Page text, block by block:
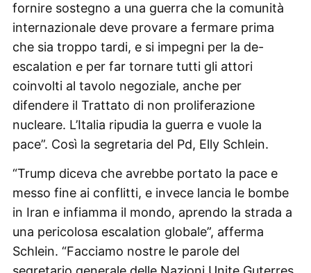
fornire sostegno a una guerra che la comunità
internazionale deve provare a fermare prima
che sia troppo tardi, e si impegni per la de-
escalation e per far tornare tutti gli attori
coinvolti al tavolo negoziale, anche per
difendere il Trattato di non proliferazione
nucleare. L’Italia ripudia la guerra e vuole la
pace”. Così la segretaria del Pd, Elly Schlein.
“Trump diceva che avrebbe portato la pace e
messo fine ai conflitti, e invece lancia le bombe
in Iran e infiamma il mondo, aprendo la strada a
una pericolosa escalation globale”, afferma
Schlein. “Facciamo nostre le parole del